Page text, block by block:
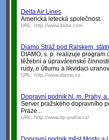
Delta Air Lines
Americká letecká společnost.
URL: http://www.delta.com
Diamo Stráž pod Ralskem,
DIAMO, s. p. realizuje
těžební a úpravárenské
rudy, o útlumu a likvidaci
URL: http://www.diamo.cz
Dopravní podnik hl. m. Prahy,
Server pražského dopravního
Praze...
URL: http://www.dp-praha.cz/